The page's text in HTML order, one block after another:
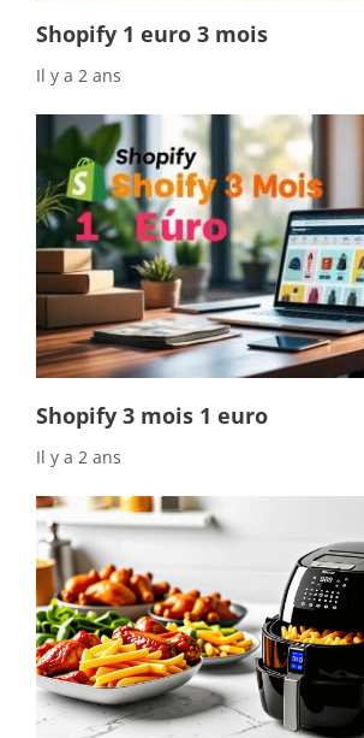
Shopify 1 euro 3 mois
Il y a 2 ans
Shopify 3 mois 1 euro
Il y a 2 ans